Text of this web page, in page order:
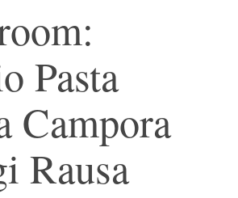
Pasta
Campora
Rausa